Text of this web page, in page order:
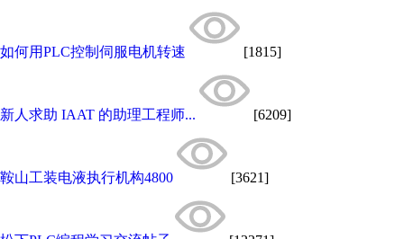
如何用PLC控制伺服电机转速 [1815]
新人求助 IAAT 的助理工程师... [6209]
鞍山工装电液执行机构4800 [3621]